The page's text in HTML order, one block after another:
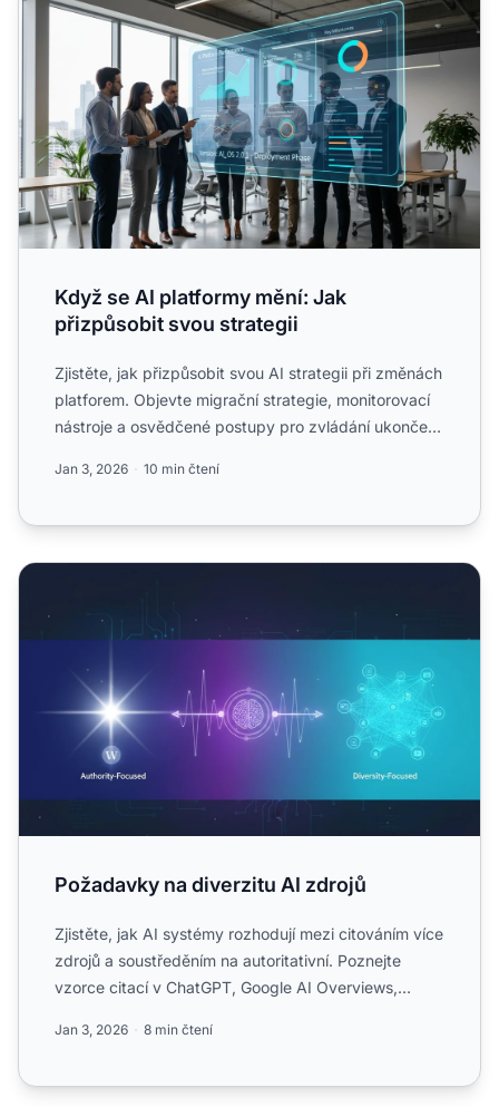
Když se AI platformy mění: Jak
přizpůsobit svou strategii
Zjistěte, jak přizpůsobit svou AI strategii při změnách
platforem. Objevte migrační strategie, monitorovací
nástroje a osvědčené postupy pro zvládání ukončení
Jan 3, 2026 10 min čtení
Požadavky na diverzitu AI zdrojů
Požadavky na diverzitu AI zdrojů
Zjistěte, jak AI systémy rozhodují mezi citováním více
zdrojů a soustředěním na autoritativní. Poznejte
vzorce citací v ChatGPT, Google AI Overviews,
Jan 3, 2026 8 min čtení